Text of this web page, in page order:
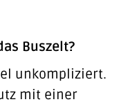
Buszelt?
unkompliziert.
mit einer